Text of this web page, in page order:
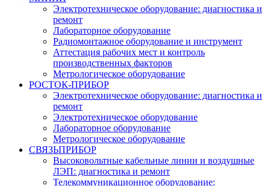
Электротехническое оборудование: диагностика и
ремонт
Лабораторное оборудование
Радиомонтажное оборудование и инструмент
Аттестация рабочих мест и контроль
производственных факторов
Метрологическое оборудование
РОСТОК-ПРИБОР
Электротехническое оборудование: диагностика и
ремонт
Электротехническое оборудование
Лабораторное оборудование
Метрологическое оборудование
СВЯЗЬПРИБОР
Высоковольтные кабельные линии и воздушные
ЛЭП: диагностика и ремонт
Телекоммуникационное оборудование: